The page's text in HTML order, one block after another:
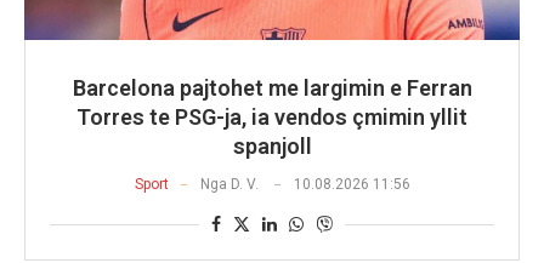
Barcelona pajtohet me largimin e Ferran
Torres te PSG-ja, ia vendos çmimin yllit
spanjoll
Sport Nga D. V. 10.08.2026 11:56